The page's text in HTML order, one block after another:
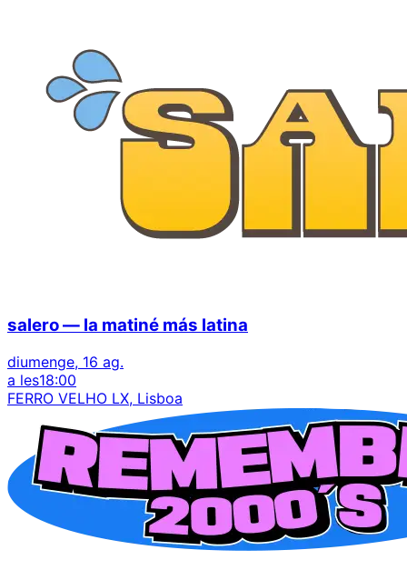
salero — la matiné más latina
diumenge, 16 ag.
a les18:00
FERRO VELHO LX, Lisboa